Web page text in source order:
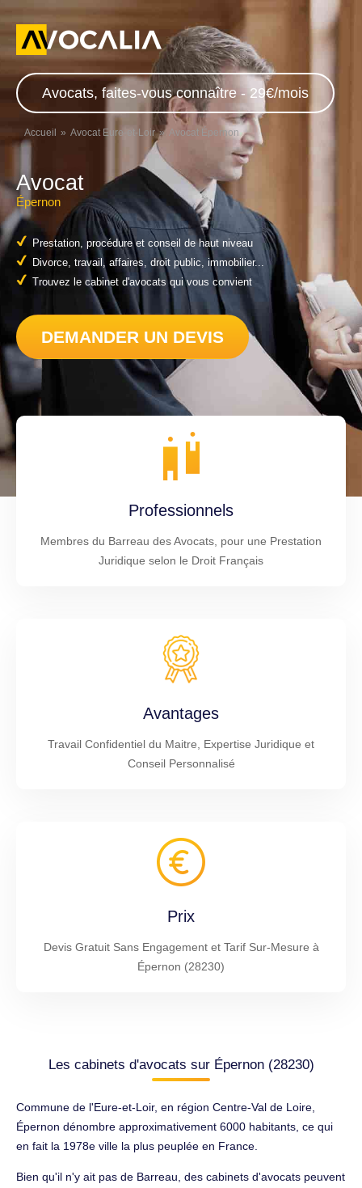
Avocats, faites-vous connaître - 29€/mois
Accueil Avocat Eure-et-Loir Avocat Épernon
Avocat
Épernon
Prestation, procédure et conseil de haut niveau
Divorce, travail, affaires, droit public, immobilier...
Trouvez le cabinet d'avocats qui vous convient
DEMANDER UN DEVIS
Professionnels
Membres du Barreau des Avocats, pour une Prestation
Juridique selon le Droit Français
Avantages
Travail Confidentiel du Maitre, Expertise Juridique et
Conseil Personnalisé
Prix
Devis Gratuit Sans Engagement et Tarif Sur-Mesure à
Épernon (28230)
Les cabinets d'avocats sur Épernon (28230)
Commune de l'Eure-et-Loir, en région Centre-Val de Loire,
Épernon dénombre approximativement 6000 habitants, ce qui
en fait la 1978e ville la plus peuplée en France.
Bien qu'il n'y ait pas de Barreau, des cabinets d'avocats peuvent